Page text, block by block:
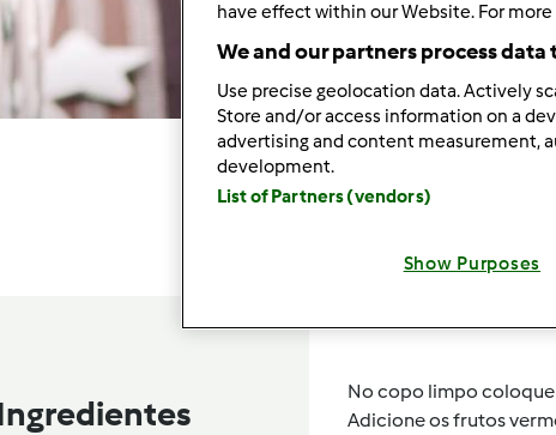
No copo limpo
Adicione os frutos
have effect within our Website. For
We and our partners process data
Use precise geolocation data. Actively
Store and/or access information on a
advertising and content measurement,
development.
List of Partners (vendors)
Show Purposes